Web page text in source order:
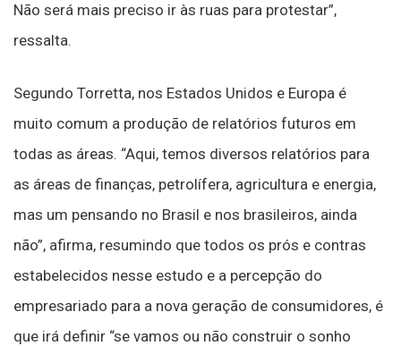
Não será mais preciso ir às ruas para protestar”,
ressalta.
Segundo Torretta, nos Estados Unidos e Europa é
muito comum a produção de relatórios futuros em
todas as áreas. “Aqui, temos diversos relatórios para
as áreas de finanças, petrolífera, agricultura e energia,
mas um pensando no Brasil e nos brasileiros, ainda
não”, afirma, resumindo que todos os prós e contras
estabelecidos nesse estudo e a percepção do
empresariado para a nova geração de consumidores, é
que irá definir “se vamos ou não construir o sonho